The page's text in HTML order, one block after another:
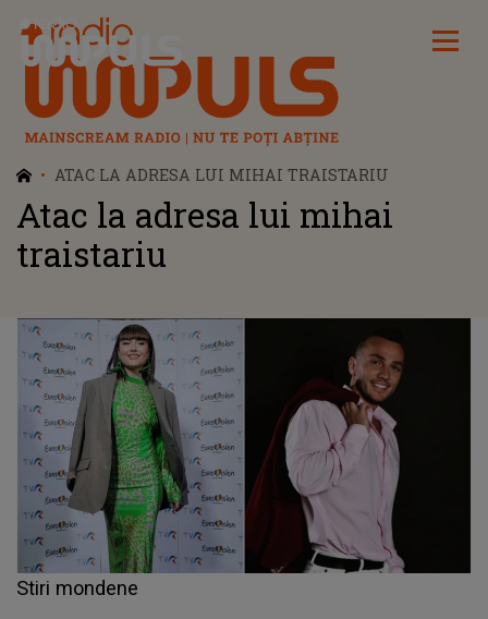
Radio Impuls
ATAC LA ADRESA LUI MIHAI TRAISTARIU
Atac la adresa lui mihai
traistariu
Stiri mondene